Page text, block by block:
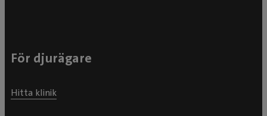
För djurägare
Hitta klinik